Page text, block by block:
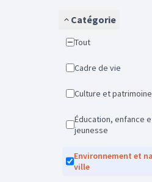
Catégorie
Tout
Cadre de vie
Culture et patrimoine
Éducation, enfance et
jeunesse
Environnement et nature en
ville